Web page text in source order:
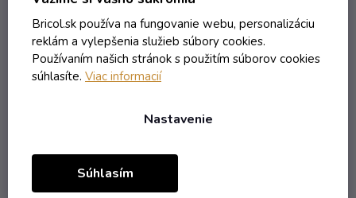
Bricol.sk používa na fungovanie webu, personalizáciu
reklám a vylepšenia služieb súbory cookies.
Používaním našich stránok s použitím súborov cookies
súhlasíte. Viac informacií
Nastavenie
Súhlasím
Skladom